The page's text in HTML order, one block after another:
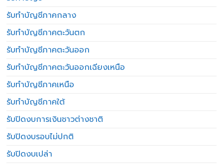
รับทำบัญชีภาคกลาง
รับทำบัญชีภาคตะวันตก
รับทำบัญชีภาคตะวันออก
รับทำบัญชีภาคตะวันออกเฉียงเหนือ
รับทำบัญชีภาคเหนือ
รับทำบัญชีภาคใต้
รับปิดงบการเงินชาวต่างชาติ
รับปิดงบรอบไม่ปกติ
รับปิดงบเปล่า